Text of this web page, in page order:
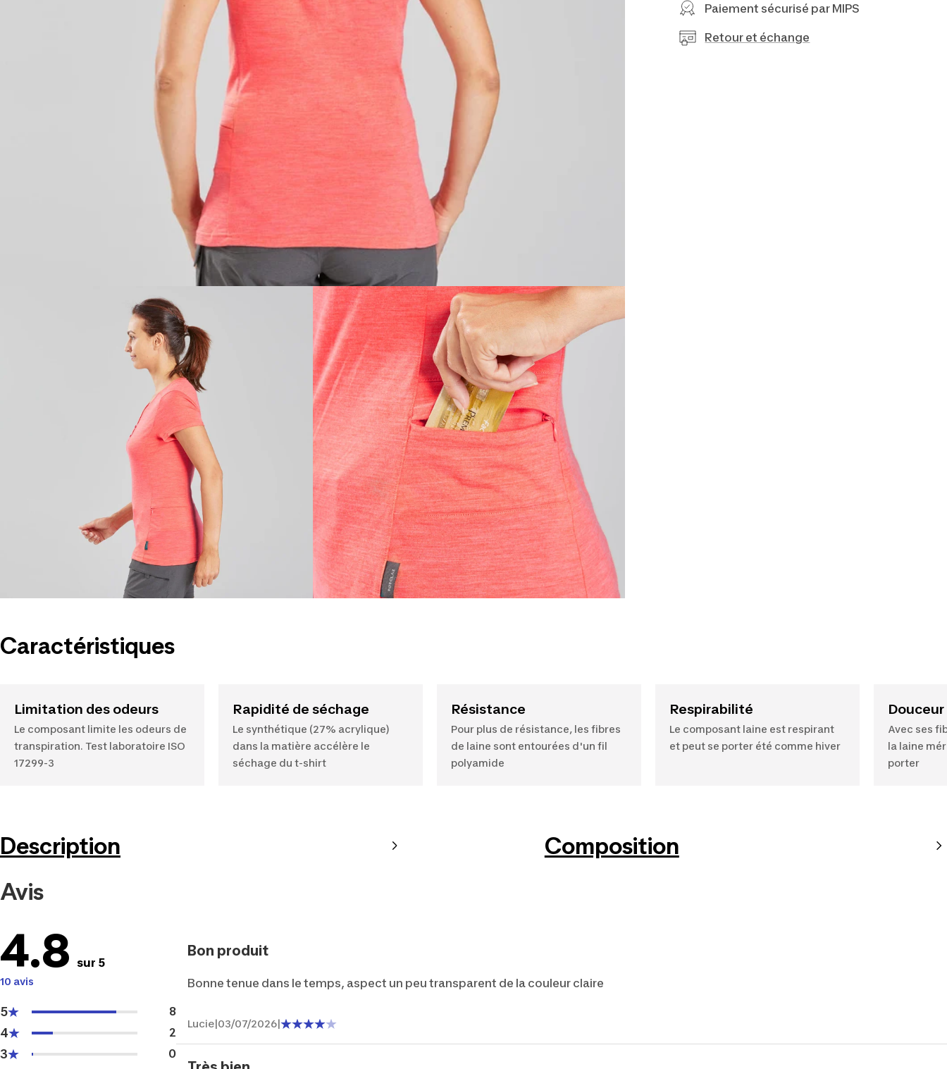
Paiement sécurisé par MIPS
Retour et échange
Caractéristiques
Limitation des odeurs
Le composant limite les odeurs de
transpiration. Test laboratoire ISO
17299-3
Rapidité de séchage
Le synthétique (27% acrylique)
dans la matière accélère le
séchage du t-shirt
Résistance
Pour plus de résistance, les fibres
de laine sont entourées d'un fil
polyamide
Respirabilité
Le composant laine est respirant
et peut se porter été comme hiver
Douceur
Avec ses
la laine
porter
Description
Composition
Avis
4.8 sur 5
10 avis
5 8
4 2
3 0
Bon produit
Bonne tenue dans le temps, aspect un peu transparent de la couleur claire
Lucie|03/07/2026|